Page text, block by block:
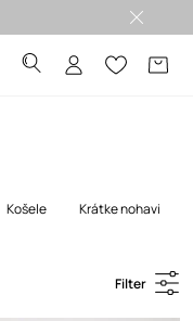
košele krátke nohavice
Filter